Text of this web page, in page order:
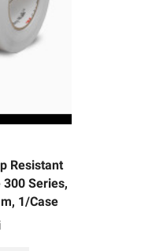
Resistant
Series,
1/Case